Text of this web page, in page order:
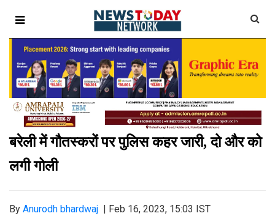
बरेली में गौतस्करों पर पुलिस कहर जारी,दो और को
लगी गोली
By Anurodh bhardwaj Feb 16, 2023, 15:03 IST